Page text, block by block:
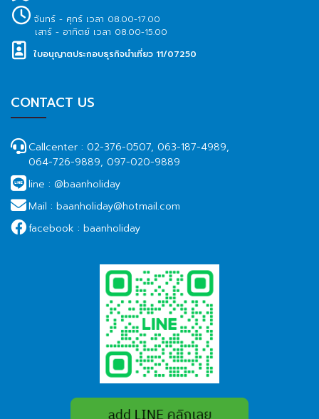
จันทร์ - ศุกร์ เวลา 08.00-17.00
เสาร์ - อาทิตย์ เวลา 08.00-15.00
ใบอนุญาตประกอบธุรกิจนำเที่ยว 11/07250
CONTACT US
Callcenter : 02-376-0507, 063-187-4989,
064-726-9889, 097-020-9889
line : @baanholiday
Mail : baanholiday@hotmail.com
facebook : baanholiday